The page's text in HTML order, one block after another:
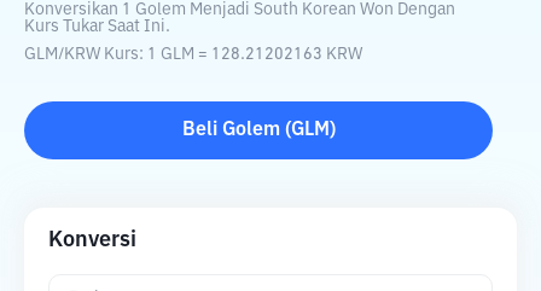
Konversikan 1 Golem Menjadi South Korean Won Dengan
Kurs Tukar Saat Ini.
GLM/KRW Kurs: 1 GLM = 128.21202163 KRW
Beli Golem(GLM )
Konversi